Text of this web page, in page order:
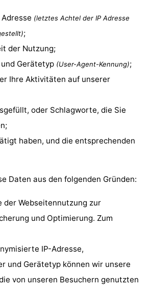
(letztes Achtel der IP Adresse
;
der Nutzung;
Gerätetyp (User-Agent-Kennung);
Ihre Aktivitäten auf unserer
oder Schlagworte, die Sie
haben, und die entsprechenden
Daten aus den folgenden Gründen:
der Webseitennutzung zur
und Optimierung. Zum
IP-Adresse,
und Gerätetyp können wir unsere
von unseren Besuchern genutzten